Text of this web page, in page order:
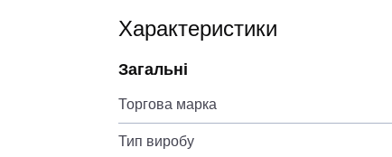
Характеристики
Загальні
Торгова марка
Тип виробу